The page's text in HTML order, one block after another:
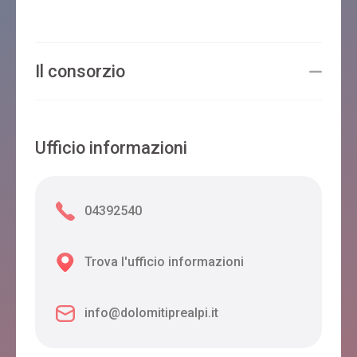
Il consorzio
Ufficio informazioni
04392540
Trova l'ufficio informazioni
info@dolomitiprealpi.it